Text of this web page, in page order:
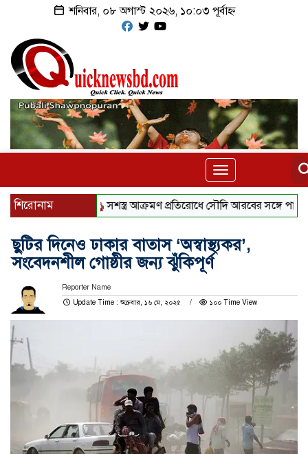
শনিবার, ০৮ অগাস্ট ২০২৬, ১০:০৩ পূর্বাহ্ন
Toggle
navigation
শিরোনাম সশস্ত্র আক্রমণ প্রতিরোধে সৌদি আরবের সঙ্গে পাকিস্তান ও
ছুটির দিনেও ঢাকার বাতাস ‘অস্বাস্থ্যকর’,
সংবেদনশীল গোষ্ঠীর জন্য ঝুঁকিপূর্ণ
Reporter Name
Update Time : শুক্রবার, ১৬ মে, ২০২৫
১০০ Time View